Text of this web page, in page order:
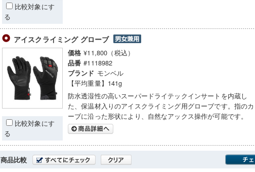
比較対象にす
る
アイスクライミング グローブ
比較対象にす
る
価格 ¥11,800（税込）
品番 #1118982
ブランド モンベル
【平均重量】141g
防水透湿性の高いスーパードライテックインサートを内蔵し
た、保温材入りのアイスクライミング用グローブです。指のカ
ーブに沿った形状により、自然なアックス操作が可能です。
商品比較